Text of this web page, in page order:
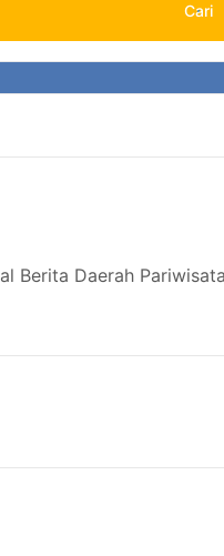
Cari
Berita Daerah